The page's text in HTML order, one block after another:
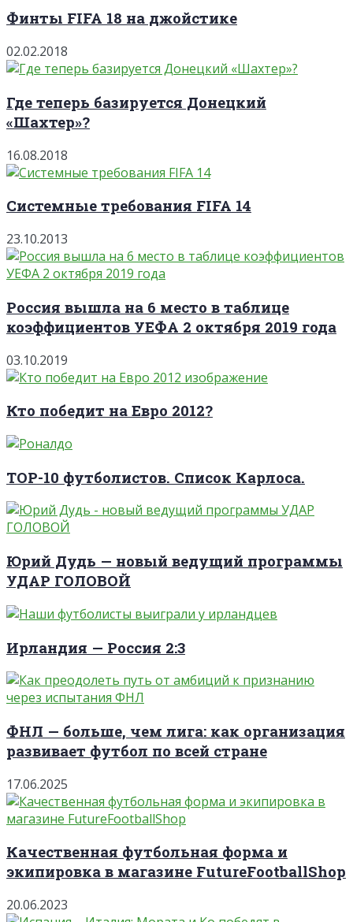
Финты FIFA 18 на джойстике
02.02.2018
Где теперь базируется Донецкий
«Шахтер»?
16.08.2018
Системные требования FIFA 14
23.10.2013
Россия вышла на 6 место в таблице
коэффициентов УЕФА 2 октября 2019 года
03.10.2019
Кто победит на Евро 2012?
TOP-10 футболистов. Список Карлоса.
Юрий Дудь — новый ведущий программы
УДАР ГОЛОВОЙ
Ирландия — Россия 2:3
ФНЛ — больше, чем лига: как организация
развивает футбол по всей стране
17.06.2025
Качественная футбольная форма и
экипировка в магазине FutureFootballShop
20.06.2023